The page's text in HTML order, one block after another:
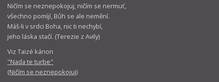
Ničím se neznepokojuj, ničím se nermuť,
všechno pomíjí, Bůh se ale nemění.
Máš-li v srdci Boha, nic ti nechybí,
jeho láska stačí. (Terezie z Avily)
Viz Taizé kánon
"Nada te turbe"
(Ničím se neznepokojuj)